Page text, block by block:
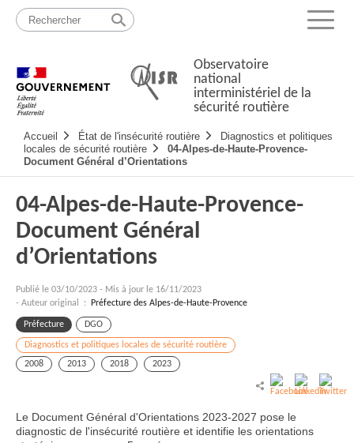
Passer
contenu
Menu
Observatoire
national
interministériel de la
sécurité routière
principale
Accueil État de l'insécurité routière
Diagnostics et politiques
locales de sécurité routière
04-Alpes-de-Haute-Provence-
Document Général d’Orientations
04-Alpes-de-Haute-Provence-
Document Général
d’Orientations
Publié le 03/10/2023 - Mis à jour le 16/11/2023
- Auteur original :
Préfecture des Alpes-de-Haute-Provence
Préfecture DGO
Diagnostics et politiques locales de sécurité routière
2008
2013 2018 2023
Le Document Général d'Orientations 2023-2027 pose le
diagnostic de l'insécurité routière et identifie les orientations